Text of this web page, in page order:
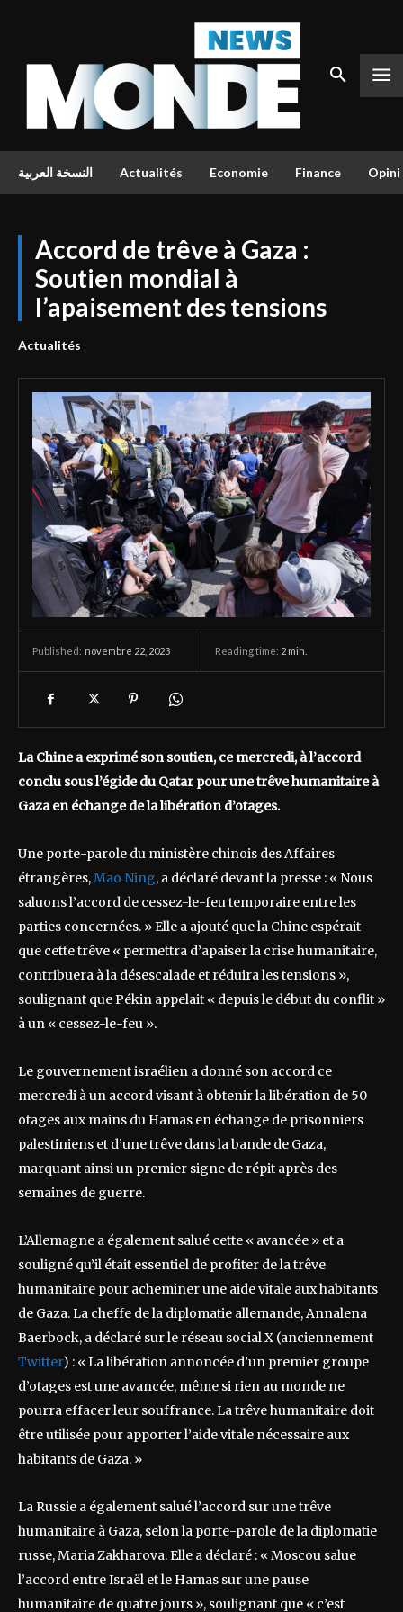
النسخة العربية Actualités Economie Finance
Accord de trêve à Gaza :
Soutien mondial à
l’apaisement des tensions
Actualités
Published: novembre 22, 2023 Reading time: 2 min.
La Chine a exprimé son soutien, ce mercredi, à l’accord
conclu sous l’égide du Qatar pour une trêve humanitaire à
Gaza en échange de la libération d’otages.
Une porte-parole du ministère chinois des Affaires
étrangères,Mao Ning, a déclaré devant la presse : « Nous
saluons l’accord de cessez-le-feu temporaire entre les
parties concernées. » Elle a ajouté que la Chine espérait
que cette trêve « permettra d’apaiser la crise humanitaire,
contribuera à la désescalade et réduira les tensions »,
soulignant que Pékin appelait « depuis le début du conflit »
à un « cessez-le-feu ».
Le gouvernement israélien a donné son accord ce
mercredi à un accord visant à obtenir la libération de 50
otages aux mains du Hamas en échange de prisonniers
palestiniens et d’une trêve dans la bande de Gaza,
marquant ainsi un premier signe de répit après des
semaines de guerre.
L’Allemagne a également salué cette « avancée » et a
souligné qu’il était essentiel de profiter de la trêve
humanitaire pour acheminer une aide vitale aux habitants
de Gaza. La cheffe de la diplomatie allemande, Annalena
Baerbock, a déclaré sur le réseau social X (anciennement
Twitter) : « La libération annoncée d’un premier groupe
d’otages est une avancée, même si rien au monde ne
pourra effacer leur souffrance. La trêve humanitaire doit
être utilisée pour apporter l’aide vitale nécessaire aux
habitants de Gaza. »
La Russie a également salué l’accord sur une trêve
humanitaire à Gaza, selon la porte-parole de la diplomatie
russe, Maria Zakharova. Elle a déclaré : « Moscou salue
l’accord entre Israël et le Hamas sur une pause
humanitaire de quatre jours », soulignant que « c’est